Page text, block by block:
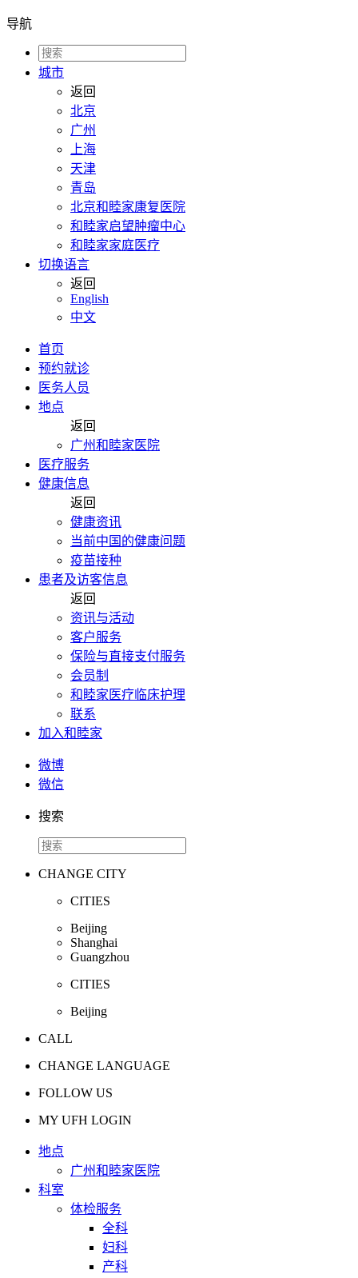
导航
城市
返回
北京
广州
上海
天津
青岛
北京和睦家康复医院
和睦家启望肿瘤中心
和睦家家庭医疗
切换语言
返回
English
中文
首页
预约就诊
医务人员
地点
返回
广州和睦家医院
医疗服务
健康信息
返回
健康资讯
当前中国的健康问题
疫苗接种
患者及访客信息
返回
资讯与活动
客户服务
保险与直接支付服务
会员制
和睦家医疗临床护理
联系
加入和睦家
微博
微信
搜索
CHANGE CITY
CITIES
Beijing
Shanghai
Guangzhou
CITIES
Beijing
CALL
CHANGE LANGUAGE
FOLLOW US
MY UFH LOGIN
地点
广州和睦家医院
科室
体检服务
全科
妇科
产科